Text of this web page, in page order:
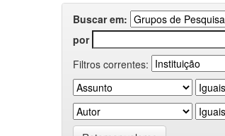
Buscar em:
por
Filtros correntes: